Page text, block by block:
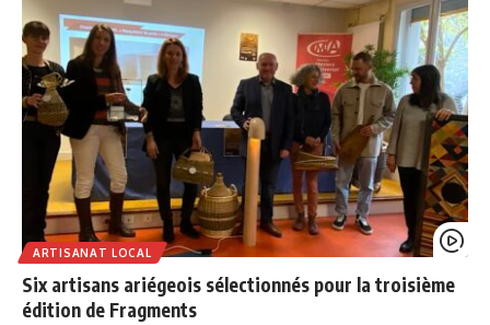
ARTISANAT LOCAL
Six artisans ariégeois sélectionnés pour la troisième
édition de Fragments